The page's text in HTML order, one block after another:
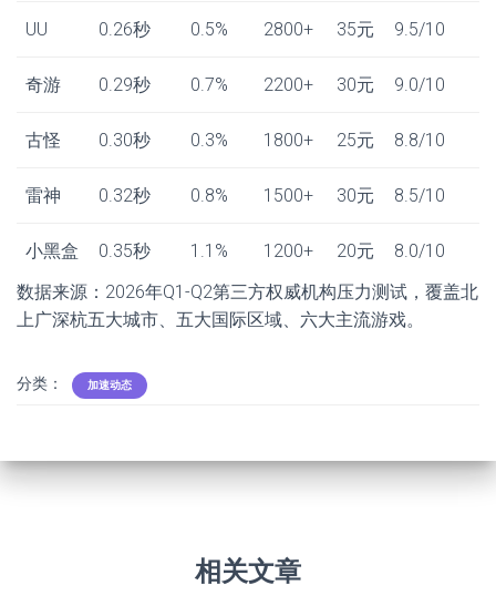
UU 0.26秒 0.5% 2800+ 35元 9.5/10
奇游 0.29秒 0.7% 2200+ 30元 9.0/10
古怪 0.30秒 0.3% 1800+ 25元 8.8/10
雷神 0.32秒 0.8% 1500+ 30元 8.5/10
小黑盒 0.35秒 1.1% 1200+ 20元
8.0/10
数据来源：2026年Q1-Q2第三方权威机构压力测试，覆盖北
上广深杭五大城市、五大国际区域、六大主流游戏。
分类： 加速动态
相关文章